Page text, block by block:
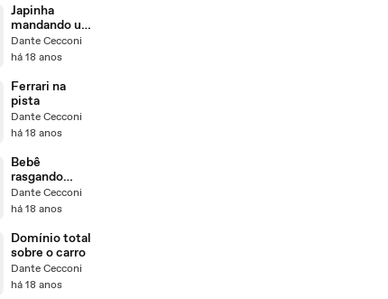
Japinha
mandando um
'Tico-tico no
fubá' no
Dante Cecconi
há 18 anos
Ferrari na
pista
Dante Cecconi
há 18 anos
Bebê
rasgando
papel
Dante Cecconi
há 18 anos
Domínio total
sobre o carro
Dante Cecconi
há 18 anos